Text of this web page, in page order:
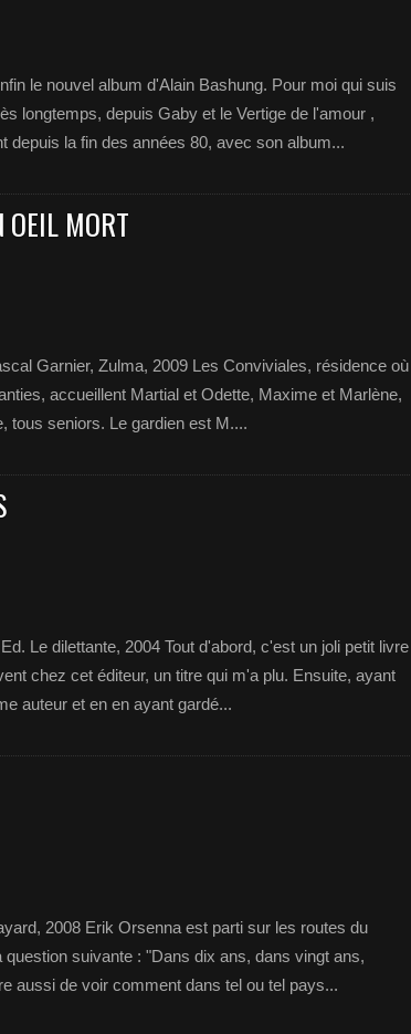
le nouvel album d'Alain Bashung. Pour moi qui suis
longtemps, depuis Gaby et le Vertige de l'amour ,
depuis la fin des années 80, avec son album...
OEIL MORT
Garnier, Zulma, 2009 Les Conviviales, résidence où
accueillent Martial et Odette, Maxime et Marlène,
tous seniors. Le gardien est M....
Le dilettante, 2004 Tout d'abord, c'est un joli petit livre
chez cet éditeur, un titre qui m'a plu. Ensuite, ayant
auteur et en en ayant gardé...
2008 Erik Orsenna est parti sur les routes du
suivante : "Dans dix ans, dans vingt ans,
aussi de voir comment dans tel ou tel pays...